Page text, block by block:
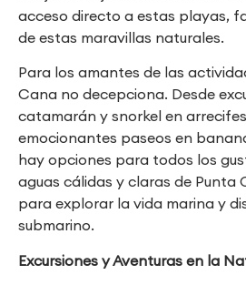
acceso directo a estas playas,
de estas maravillas naturales.
Para los amantes de las
Cana no decepciona. Desde
catamarán y snorkel en
emocionantes paseos en
hay opciones para todos los
aguas cálidas y claras de Punta
para explorar la vida marina y
submarino.
Excursiones y Aventuras en la